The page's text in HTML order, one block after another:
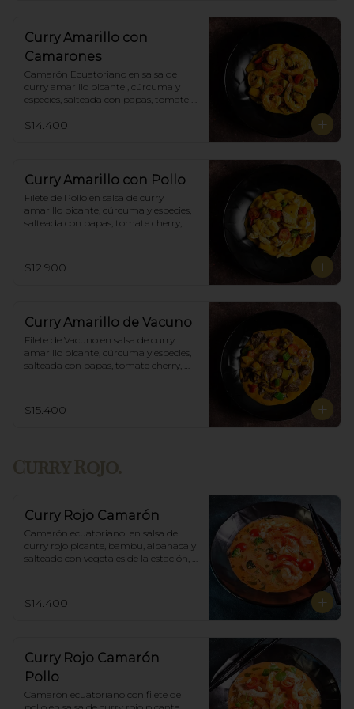
Curry Amarillo con
Camarones
Camarón Ecuatoriano en salsa de
curry amarillo picante , cúrcuma y
especies, salteada con papas, tomate
arroz blanco.
$14.400
Curry Amarillo con Pollo
Filete de Pollo en salsa de curry
amarillo picante, cúrcuma y especies,
salteada con papas, tomate cherry,
$12.900
Curry Amarillo de Vacuno
Filete de Vacuno en salsa de curry
amarillo picante, cúrcuma y especies,
salteada con papas, tomate cherry,
$15.400
Curry Rojo.
Curry Rojo Camarón
Camarón ecuatoriano  en salsa de
curry rojo picante, bambu, albahaca y
salteado con vegetales de la estación,
$14.400
Curry Rojo Camarón
Pollo
Camarón ecuatoriano con filete de